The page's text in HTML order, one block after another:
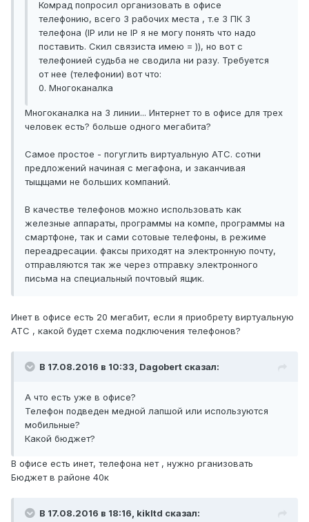
Комрад попросил организовать в офисе
телефонию, всего 3 рабочих места , т.е 3 ПК 3
телефона (IP или не IP я не могу понять что надо
поставить. Скил связиста имею = )), но вот с
телефонией судьба не сводила ни разу. Требуется
от нее (телефонии) вот что:
0. Многоканалка
Многоканалка на 3 линии... Интернет то в офисе для трех
человек есть? больше одного мегабита?
Самое простое - погуглить виртуальную АТС. сотни
предложений начиная с мегафона, и заканчивая
тыщщами не больших компаний.
В качестве телефонов можно использовать как
железные аппараты, программы на компе, программы на
смартфоне, так и сами сотовые телефоны, в режиме
переадресации. факсы приходят на электронную почту,
отправляются так же через отправку электронного
письма на специальный почтовый ящик.
Инет в офисе есть 20 мегабит, если я приобрету виртуальную
АТС , какой будет схема подключения телефонов?
В 17.08.2016 в 10:33, Dagobert сказал:
А что есть уже в офисе?
Телефон подведен медной лапшой или используются
мобильные?
Какой бюджет?
В офисе есть инет, телефона нет , нужно рганизовать
Бюджет в районе 40к
В 17.08.2016 в 18:16, kikltd сказал: